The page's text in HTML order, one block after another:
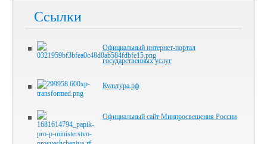
Ссылки
Официальный интернет-портал
государственных услуг
Культура.рф
Официальный сайт Минпросвещения России